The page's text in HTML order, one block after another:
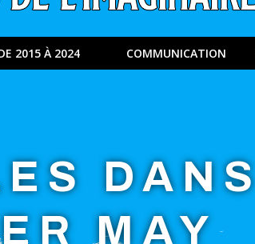
2015 À 2024 COMMUNICATION
DANS
MAY